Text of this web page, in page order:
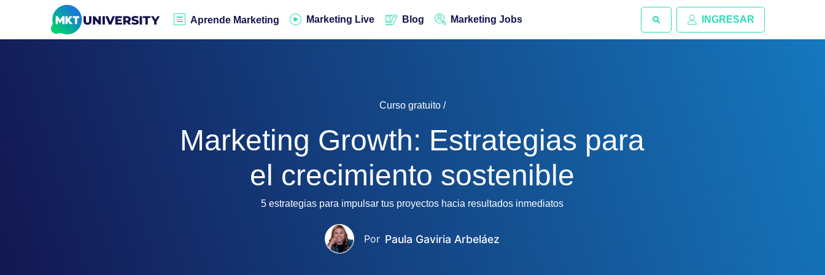
Aprende Marketing Marketing Live Blog Marketing Jobs INGRESAR
Curso gratuito /
Marketing Growth: Estrategias para
el crecimiento sostenible
5 estrategias para impulsar tus proyectos hacia resultados inmediatos
Por Paula Gaviria Arbeláez